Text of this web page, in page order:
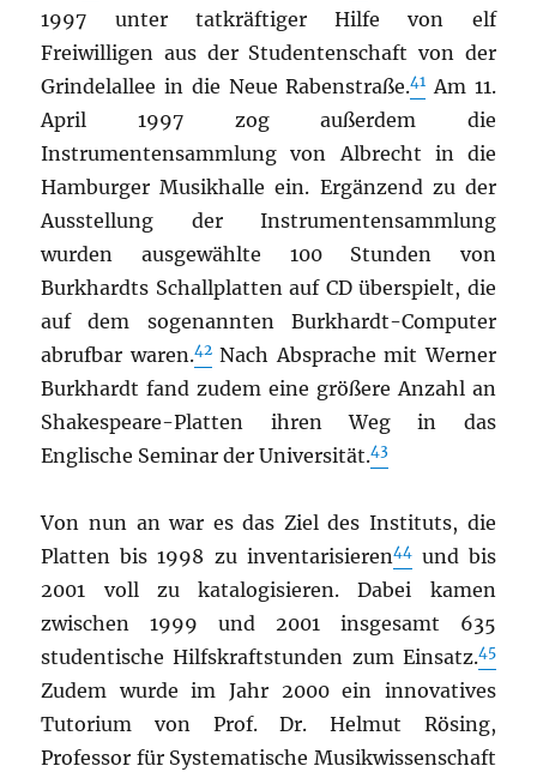
1997 unter tatkräftiger Hilfe von elf
Freiwilligen aus der Studentenschaft von der
Grindelallee in die Neue Rabenstraße.41 Am 11.
April 1997 zog außerdem die
Instrumentensammlung von Albrecht in die
Hamburger Musikhalle ein. Ergänzend zu der
Ausstellung der Instrumentensammlung
wurden ausgewählte 100 Stunden von
Burkhardts Schallplatten auf CD überspielt, die
auf dem sogenannten Burkhardt-Computer
abrufbar waren.42Nach Absprache mit Werner
Burkhardt fand zudem eine größere Anzahl an
Shakespeare-Platten ihren Weg in das
Englische Seminar der Universität.43
Von nun an war es das Ziel des Instituts, die
Platten bis 1998 zu inventarisieren44und bis
2001 voll zu katalogisieren. Dabei kamen
zwischen 1999 und 2001 insgesamt 635
studentische Hilfskraftstunden zum Einsatz.45
Zudem wurde im Jahr 2000 ein innovatives
Tutorium von Prof. Dr. Helmut Rösing,
Professor für Systematische Musikwissenschaft